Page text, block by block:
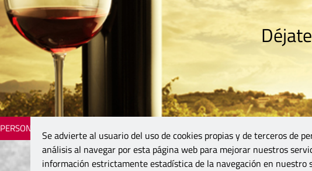
PERSONAJES
Se advierte al usuario del uso de cookies propias y de terceros de
análisis al navegar por esta página web para mejorar nuestros
información estrictamente estadística de la navegación en nuestro